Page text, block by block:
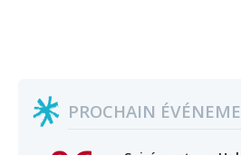
PROCHAIN